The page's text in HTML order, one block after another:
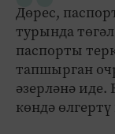
Дөрес,
турында
паспорты
тапшырган
әзерләнә иде.
көндә